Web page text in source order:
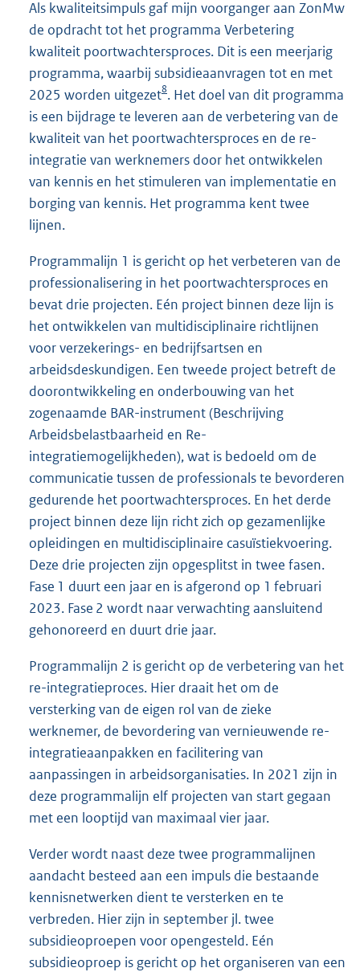
Als kwaliteitsimpuls gaf mijn voorganger aan ZonMw
de opdracht tot het programma Verbetering
kwaliteit poortwachtersproces. Dit is een meerjarig
programma, waarbij subsidieaanvragen tot en met
2025 worden uitgezet8. Het doel van dit programma
is een bijdrage te leveren aan de verbetering van de
kwaliteit van het poortwachtersproces en de re-
integratie van werknemers door het ontwikkelen
van kennis en het stimuleren van implementatie en
borging van kennis. Het programma kent twee
lijnen.
Programmalijn 1 is gericht op het verbeteren van de
professionalisering in het poortwachtersproces en
bevat drie projecten. Eén project binnen deze lijn is
het ontwikkelen van multidisciplinaire richtlijnen
voor verzekerings- en bedrijfsartsen en
arbeidsdeskundigen. Een tweede project betreft de
doorontwikkeling en onderbouwing van het
zogenaamde BAR-instrument (Beschrijving
Arbeidsbelastbaarheid en Re-
integratiemogelijkheden), wat is bedoeld om de
communicatie tussen de professionals te bevorderen
gedurende het poortwachtersproces. En het derde
project binnen deze lijn richt zich op gezamenlijke
opleidingen en multidisciplinaire casuïstiekvoering.
Deze drie projecten zijn opgesplitst in twee fasen.
Fase 1 duurt een jaar en is afgerond op 1 februari
2023. Fase 2 wordt naar verwachting aansluitend
gehonoreerd en duurt drie jaar.
Programmalijn 2 is gericht op de verbetering van het
re-integratieproces. Hier draait het om de
versterking van de eigen rol van de zieke
werknemer, de bevordering van vernieuwende re-
integratieaanpakken en facilitering van
aanpassingen in arbeidsorganisaties. In 2021 zijn in
deze programmalijn elf projecten van start gegaan
met een looptijd van maximaal vier jaar.
Verder wordt naast deze twee programmalijnen
aandacht besteed aan een impuls die bestaande
kennisnetwerken dient te versterken en te
verbreden. Hier zijn in september jl. twee
subsidieoproepen voor opengesteld. Eén
subsidieoproep is gericht op het organiseren van een